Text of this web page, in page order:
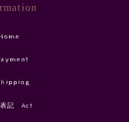
表記 Act